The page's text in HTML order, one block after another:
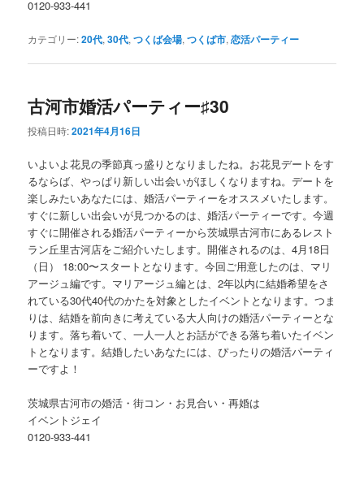
0120-933-441
カテゴリー:20代,30代,つくば会場,つくば市,恋活パーティー
古河市婚活パーティー♯30
投稿日時:2021年4月16日
いよいよ花見の季節真っ盛りとなりましたね。お花見デートをす
るならば、やっぱり新しい出会いがほしくなりますね。デートを
楽しみたいあなたには、婚活パーティーをオススメいたします。
すぐに新しい出会いが見つかるのは、婚活パーティーです。今週
すぐに開催される婚活パーティーから茨城県古河市にあるレスト
ラン丘里古河店をご紹介いたします。開催されるのは、4月18日
（日） 18:00〜スタートとなります。今回ご用意したのは、マリ
アージュ編です。マリアージュ編とは、2年以内に結婚希望をさ
れている30代40代のかたを対象としたイベントとなります。つま
りは、結婚を前向きに考えている大人向けの婚活パーティーとな
ります。落ち着いて、一人一人とお話ができる落ち着いたイベン
トとなります。結婚したいあなたには、ぴったりの婚活パーティ
ーですよ！
茨城県古河市の婚活・街コン・お見合い・再婚は
イベントジェイ
0120-933-441